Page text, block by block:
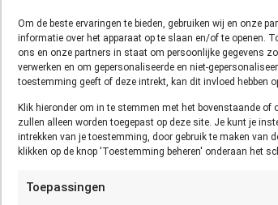
Om de beste ervaringen te bieden, gebruiken wij en onze
informatie over het apparaat op te slaan en/of te openen.
ons en onze partners in staat om persoonlijke gegevens
verwerken en om gepersonaliseerde en niet-
toestemming geeft of deze intrekt, kan dit invloed hebben
Klik hieronder om in te stemmen met het bovenstaande of
zullen alleen worden toegepast op deze site. Je kunt je
intrekken van je toestemming, door gebruik te maken van
klikken op de knop 'Toestemming beheren' onderaan het
Toepassingen